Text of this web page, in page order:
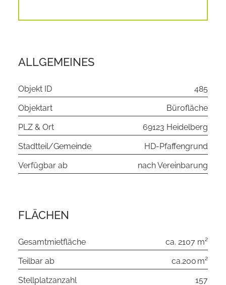
ALLGEMEINES
Objekt ID
485
Objektart
Bürofläche
PLZ & Ort
69123 Heidelberg
Stadtteil/Gemeinde
HD-Pfaffengrund
Verfügbar ab
nach Vereinbarung
FLÄCHEN
Gesamtmietfläche
ca. 2107 m²
Teilbar ab
ca.200 m²
Stellplatzanzahl
157